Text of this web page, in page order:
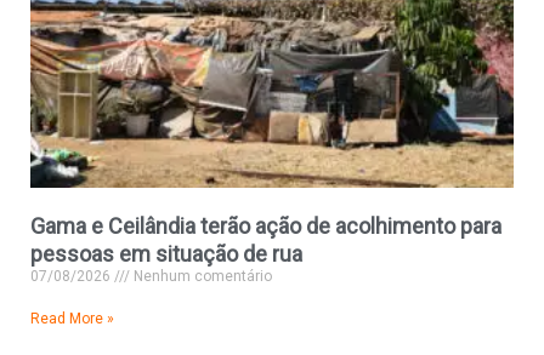
Gama e Ceilândia terão ação de acolhimento para
pessoas em situação de rua
07/08/2026 Nenhum comentário
Read More »